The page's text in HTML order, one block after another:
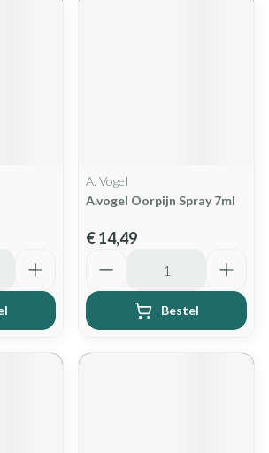
A. Vogel
A.vogel Oorpijn Spray 7ml
€ 14,49
Bestel